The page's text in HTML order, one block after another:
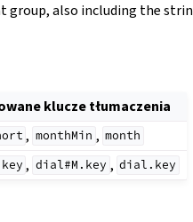
group, also including the
klucze tłumaczenia
, monthMin , month
, dial#M.key , dial.key